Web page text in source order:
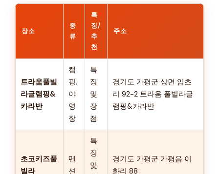
장소
종
류
특
징/
추
천
주소
트라움풀빌
라글램핑&
카라반
캠
핑,
야
영
장
특
징
및
장
점
경기도 가평군 상면 임초
리 92-2 트라움 풀빌라글
램핑&카라반
초코키즈풀
빌라
펜
션
특
징
및
경기도 가평군 가평읍 이
화리 88